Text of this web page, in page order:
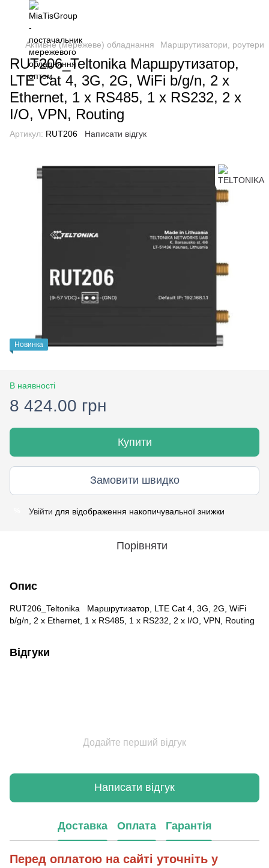
Активне (мережеве) обладнання Маршрутизатори, роутери
RUT206_Teltonika Маршрутизатор,
LTE Cat 4, 3G, 2G, WiFi b/g/n, 2 x
Ethernet, 1 x RS485, 1 x RS232, 2 x
I/O, VPN, Routing
Артикул: RUT206 Написати відгук
Новинка
В наявності
8 424.00 грн
Купити
Замовити швидко
Увійти для відображення накопичувальної знижки
Порівняти
Опис
RUT206_Teltonika Маршрутизатор, LTE Cat 4, 3G, 2G, WiFi
b/g/n, 2 x Ethernet, 1 x RS485, 1 x RS232, 2 x I/O, VPN, Routing
Відгуки
Додайте перший відгук
Написати відгук
Доставка Оплата Гарантія
Перед оплатою на сайті уточніть у